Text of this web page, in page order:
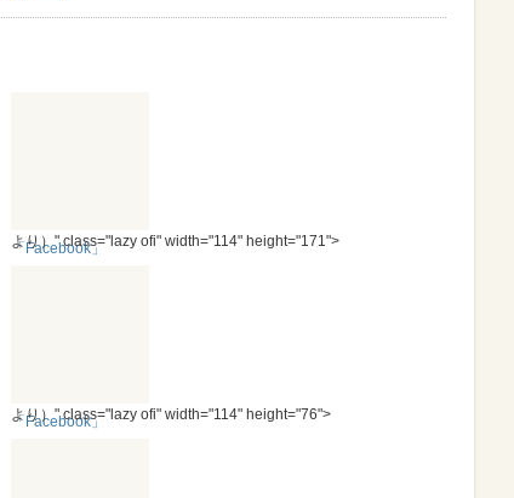
「Facebook」
より）" class="lazy ofi" width="114" height="171">
「Facebook」
より）" class="lazy ofi" width="114" height="76">